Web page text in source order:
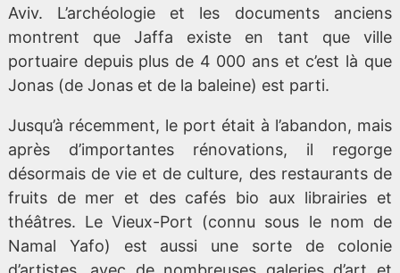
Aviv. L’archéologie et les documents anciens
montrent que Jaffa existe en tant que ville
portuaire depuis plus de 4 000 ans et c’est là que
Jonas (de Jonas et de la baleine) est parti.
Jusqu’à récemment, le port était à l’abandon, mais
après d’importantes rénovations, il regorge
désormais de vie et de culture, des restaurants de
fruits de mer et des cafés bio aux librairies et
théâtres. Le Vieux-Port (connu sous le nom de
Namal Yafo) est aussi une sorte de colonie